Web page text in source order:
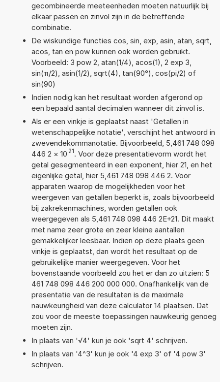
gecombineerde meeteenheden moeten natuurlijk bij
elkaar passen en zinvol zijn in de betreffende
combinatie.
De wiskundige functies cos, sin, exp, asin, atan, sqrt,
acos, tan en pow kunnen ook worden gebruikt.
Voorbeeld: 3 pow 2, atan(1/4), acos(1), 2 exp 3,
sin(π/2), asin(1/2), sqrt(4), tan(90°), cos(pi/2) of
sin(90)
Indien nodig kan het resultaat worden afgerond op
een bepaald aantal decimalen wanneer dit zinvol is.
Als er een vinkje is geplaatst naast 'Getallen in
wetenschappelijke notatie', verschijnt het antwoord in
zwevendekommanotatie. Bijvoorbeeld, 5,461 748 098
446 2 × 10 21. Voor deze presentatievorm wordt het
getal gesegmenteerd in een exponent, hier 21, en het
eigenlijke getal, hier 5,461 748 098 446 2. Voor
apparaten waarop de mogelijkheden voor het
weergeven van getallen beperkt is, zoals bijvoorbeeld
bij zakrekenmachines, worden getallen ook
weergegeven als 5,461 748 098 446 2E+21. Dit maakt
met name zeer grote en zeer kleine aantallen
gemakkelijker leesbaar. Indien op deze plaats geen
vinkje is geplaatst, dan wordt het resultaat op de
gebruikelijke manier weergegeven. Voor het
bovenstaande voorbeeld zou het er dan zo uitzien: 5
461 748 098 446 200 000 000. Onafhankelijk van de
presentatie van de resultaten is de maximale
nauwkeurigheid van deze calculator 14 plaatsen. Dat
zou voor de meeste toepassingen nauwkeurig genoeg
moeten zijn.
In plaats van '√4' kun je ook 'sqrt 4' schrijven.
In plaats van '4^3' kun je ook '4 exp 3' of '4 pow 3'
schrijven.